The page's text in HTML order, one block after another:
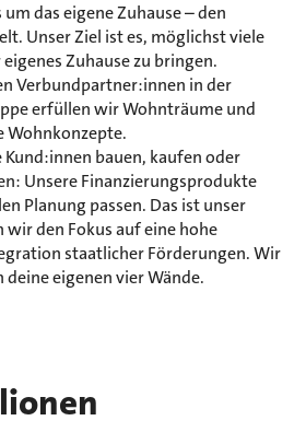
das eigene Zuhause – den
Unser Ziel ist es, möglichst viele
Zuhause zu bringen.
Verbundpartner:innen in der
erfüllen wir Wohnträume und
Wohnkonzepte.
Kund:innen bauen, kaufen oder
Unsere Finanzierungsprodukte
Planung passen. Das ist unser
wir den Fokus auf eine hohe
staatlicher Förderungen. Wir
eigenen vier Wände.